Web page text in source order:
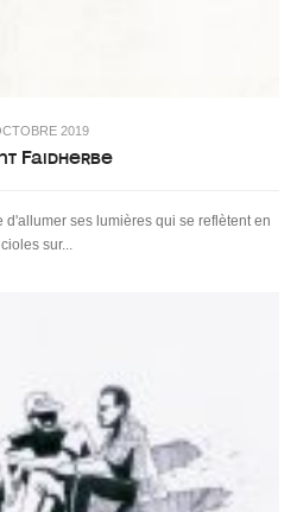
2019
Faidherbe
d'allumer ses lumières qui se reflètent en
sur...